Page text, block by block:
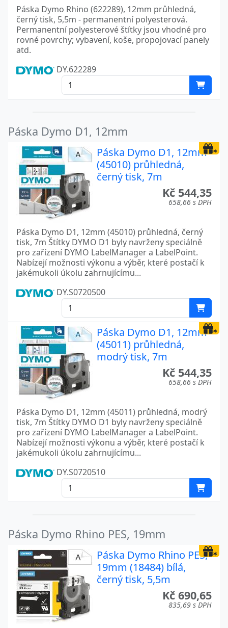
Páska Dymo Rhino (622289), 12mm průhledná,
černý tisk, 5,5m - permanentní polyesterová.
Permanentní polyesterové štítky jsou vhodné pro
rovné povrchy; vybavení, koše, propojovací panely
atd.
DY.622289
Páska Dymo D1, 12mm
Páska Dymo D1, 12mm
(45010) průhledná,
černý tisk, 7m
Kč 544,35
658,66 s DPH
Páska Dymo D1, 12mm (45010) průhledná, černý
tisk, 7m Štítky DYMO D1 byly navrženy speciálně
pro zařízení DYMO LabelManager a LabelPoint.
Nabízejí možnosti výkonu a výběr, které postačí k
jakémukoli úkolu zahrnujícímu...
DY.S0720500
Páska Dymo D1, 12mm
(45011) průhledná,
modrý tisk, 7m
Kč 544,35
658,66 s DPH
Páska Dymo D1, 12mm (45011) průhledná, modrý
tisk, 7m Štítky DYMO D1 byly navrženy speciálně
pro zařízení DYMO LabelManager a LabelPoint.
Nabízejí možnosti výkonu a výběr, které postačí k
jakémukoli úkolu zahrnujícímu...
DY.S0720510
Páska Dymo Rhino PES, 19mm
Páska Dymo Rhino PES,
19mm (18484) bílá,
černý tisk, 5,5m
Kč 690,65
835,69 s DPH